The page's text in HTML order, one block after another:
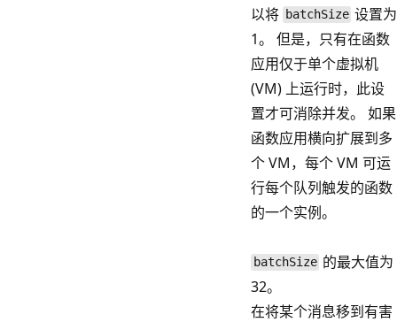
以将 batchSize 设置为
1。 但是，只有在函数
应用仅于单个虚拟机
(VM) 上运行时，此设
置才可消除并发。 如果
函数应用横向扩展到多
个 VM，每个 VM 可运
行每个队列触发的函数
的一个实例。
batchSize 的最大值为
32。
在将某个消息移到有害